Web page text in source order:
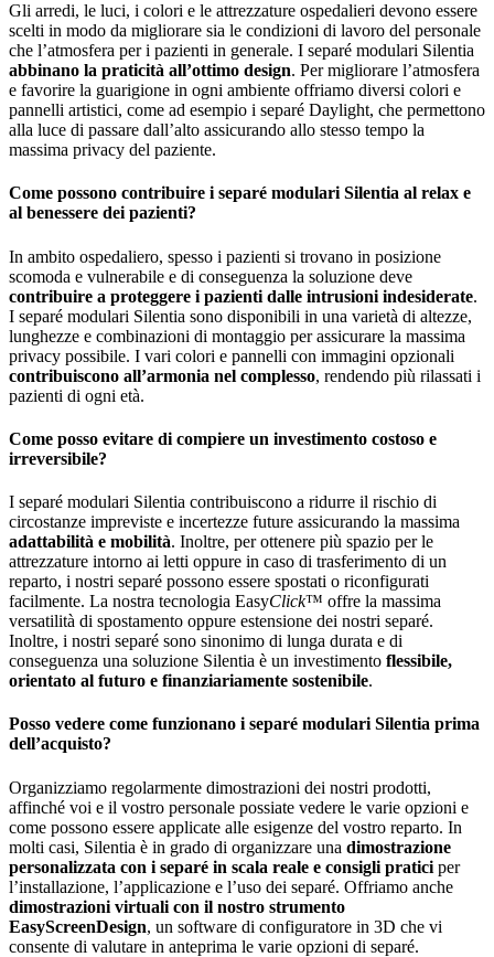
Gli arredi, le luci, i colori e le attrezzature ospedalieri devono essere
scelti in modo da migliorare sia le condizioni di lavoro del personale
che l’atmosfera per i pazienti in generale. I separé modulari Silentia
abbinano la praticità all’ottimo design. Per migliorare l’atmosfera
e favorire la guarigione in ogni ambiente offriamo diversi colori e
pannelli artistici, come ad esempio i separé Daylight, che permettono
alla luce di passare dall’alto assicurando allo stesso tempo la
massima privacy del paziente.
Come possono contribuire i separé modulari Silentia al relax e
al benessere dei pazienti?
In ambito ospedaliero, spesso i pazienti si trovano in posizione
scomoda e vulnerabile e di conseguenza la soluzione deve
contribuire a proteggere i pazienti dalle intrusioni indesiderate.
I separé modulari Silentia sono disponibili in una varietà di altezze,
lunghezze e combinazioni di montaggio per assicurare la massima
privacy possibile. I vari colori e pannelli con immagini opzionali
contribuiscono all’armonia nel complesso, rendendo più rilassati i
pazienti di ogni età.
Come posso evitare di compiere un investimento costoso e
irreversibile?
I separé modulari Silentia contribuiscono a ridurre il rischio di
circostanze impreviste e incertezze future assicurando la massima
adattabilità e mobilità. Inoltre, per ottenere più spazio per le
attrezzature intorno ai letti oppure in caso di trasferimento di un
reparto, i nostri separé possono essere spostati o riconfigurati
facilmente. La nostra tecnologia EasyClick™ offre la massima
versatilità di spostamento oppure estensione dei nostri separé.
Inoltre, i nostri separé sono sinonimo di lunga durata e di
conseguenza una soluzione Silentia è un investimento flessibile,
orientato al futuro e finanziariamente sostenibile.
Posso vedere come funzionano i separé modulari Silentia prima
dell’acquisto?
Organizziamo regolarmente dimostrazioni dei nostri prodotti,
affinché voi e il vostro personale possiate vedere le varie opzioni e
come possono essere applicate alle esigenze del vostro reparto. In
molti casi, Silentia è in grado di organizzare una dimostrazione
personalizzata con i separé in scala reale e consigli pratici per
l’installazione, l’applicazione e l’uso dei separé. Offriamo anche
dimostrazioni virtuali con il nostro strumento
EasyScreenDesign, un software di configuratore in 3D che vi
consente di valutare in anteprima le varie opzioni di separé.